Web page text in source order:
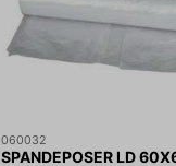
060032
SPANDEPOSER LD